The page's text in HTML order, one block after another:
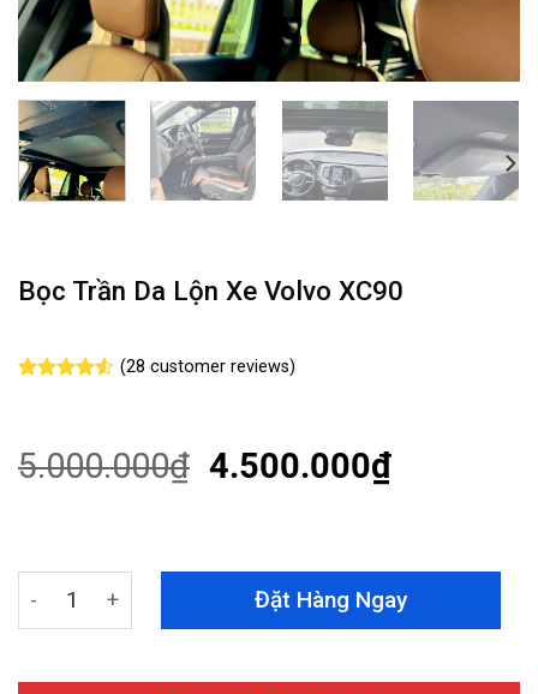
Bọc Trần Da Lộn Xe Volvo XC90
based on
customer
(28 customer reviews)
5.000.000₫ 4.500.000₫
Bọc Trần Da Lộn Xe Volvo XC90 quantity
Đặt Hàng Ngay